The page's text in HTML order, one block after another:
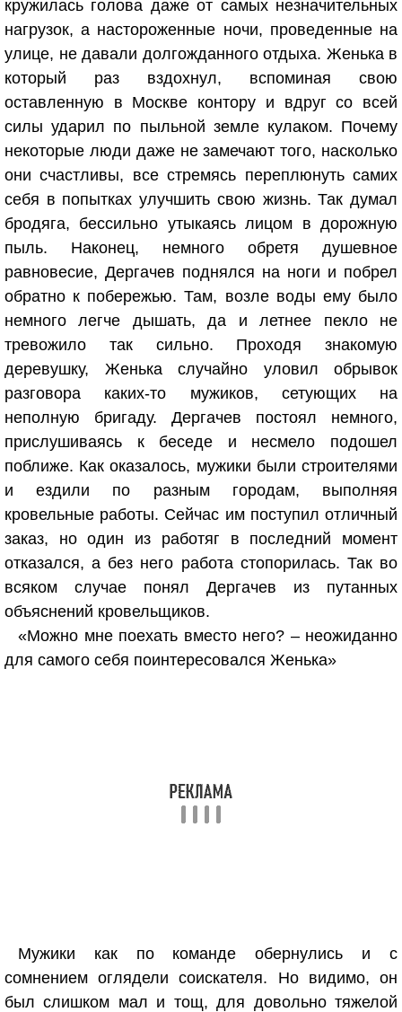
кружилась голова даже от самых незначительных
нагрузок, а настороженные ночи, проведенные на
улице, не давали долгожданного отдыха. Женька в
который раз вздохнул, вспоминая свою
оставленную в Москве контору и вдруг со всей
силы ударил по пыльной земле кулаком. Почему
некоторые люди даже не замечают того, насколько
они счастливы, все стремясь переплюнуть самих
себя в попытках улучшить свою жизнь. Так думал
бродяга, бессильно утыкаясь лицом в дорожную
пыль. Наконец, немного обретя душевное
равновесие, Дергачев поднялся на ноги и побрел
обратно к побережью. Там, возле воды ему было
немного легче дышать, да и летнее пекло не
тревожило так сильно. Проходя знакомую
деревушку, Женька случайно уловил обрывок
разговора каких-то мужиков, сетующих на
неполную бригаду. Дергачев постоял немного,
прислушиваясь к беседе и несмело подошел
поближе. Как оказалось, мужики были строителями
и ездили по разным городам, выполняя
кровельные работы. Сейчас им поступил отличный
заказ, но один из работяг в последний момент
отказался, а без него работа стопорилась. Так во
всяком случае понял Дергачев из путанных
объяснений кровельщиков.
«Можно мне поехать вместо него? – неожиданно
для самого себя поинтересовался Женька»
Мужики как по команде обернулись и с
сомнением оглядели соискателя. Но видимо, он
был слишком мал и тощ, для довольно тяжелой